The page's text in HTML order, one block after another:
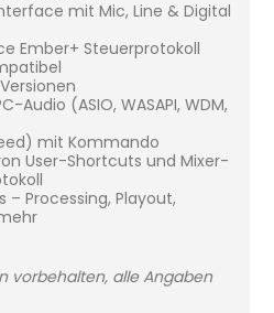
mit Mic, Line & Digital
Ember+ Steuerprotokoll
Audio (ASIO, WASAPI, WDM,
mit Kommando
User-Shortcuts und Mixer-
– Processing, Playout,
vorbehalten, alle Angaben